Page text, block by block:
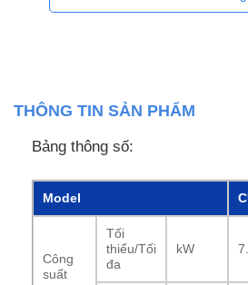
THÔNG TIN SẢN PHẨM
Bảng thông số:
Model
Công
suất
Tối
thiểu/Tối
đa
kW